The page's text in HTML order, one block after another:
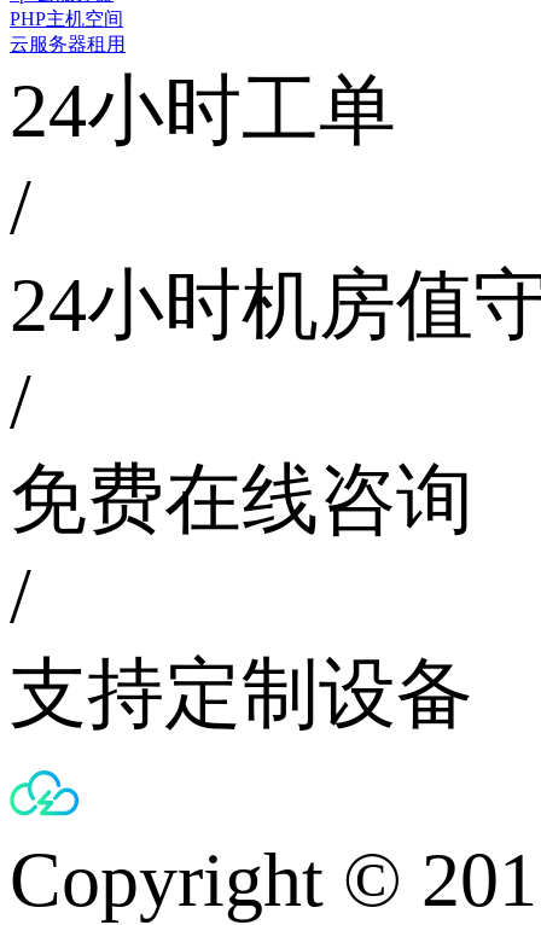
PHP主机空间
云服务器租用
24小时工单
/
24小时机房值
/
免费在线咨询
/
支持定制设备
Copyright ©